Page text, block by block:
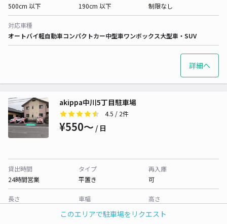
このエリアで駐車場をリクエスト
500cm 以下
190cm 以下
制限なし
対応車種
オートバイ軽自動車コンパクトカー中型車ワンボックス大型車・SUV
詳細へ
akippa中川5丁目駐車場
4.5 / 2件
¥550〜 / 日
貸出時間
24時間営業
タイプ
平置き
再入庫
可
長さ
車幅
235cm 以下
高さ